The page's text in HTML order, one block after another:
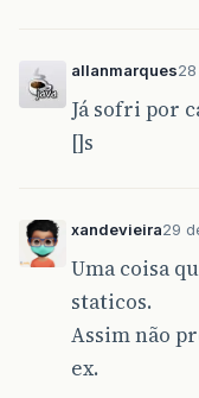
allanmarques
Já sofri por
[]s
xandevieira29
Uma coisa
staticos.
Assim não
ex.